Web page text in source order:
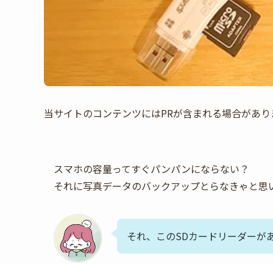
当サイトのコンテンツにはPRが含まれる場合があり
スマホの容量ってすぐパンパンにならない？
それに写真データのバックアップとらなきゃと
それ、このSDカードリーダーが